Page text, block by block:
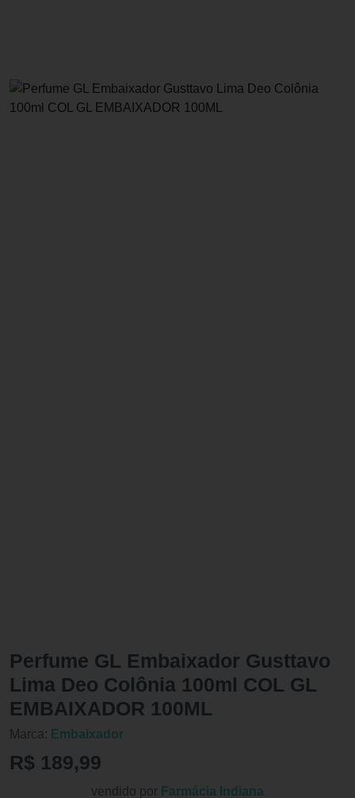
Perfume GL Embaixador Gusttavo
Lima Deo Colônia 100ml COL GL
EMBAIXADOR 100ML
Marca: Embaixador
R$ 189,99
vendido por Farmácia Indiana